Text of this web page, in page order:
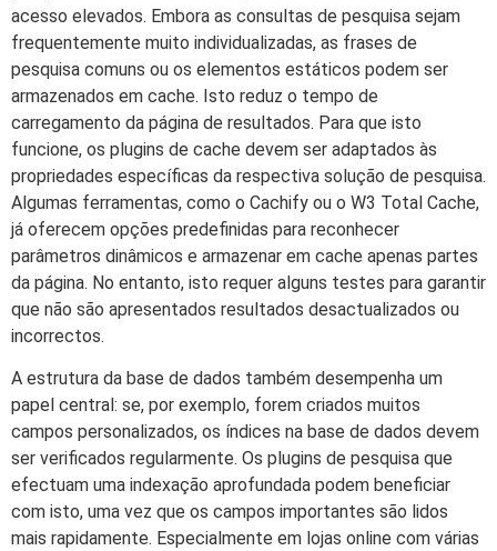
acesso elevados. Embora as consultas de pesquisa sejam
frequentemente muito individualizadas, as frases de
pesquisa comuns ou os elementos estáticos podem ser
armazenados em cache. Isto reduz o tempo de
carregamento da página de resultados. Para que isto
funcione, os plugins de cache devem ser adaptados às
propriedades específicas da respectiva solução de pesquisa.
Algumas ferramentas, como o Cachify ou o W3 Total Cache,
já oferecem opções predefinidas para reconhecer
parâmetros dinâmicos e armazenar em cache apenas partes
da página. No entanto, isto requer alguns testes para garantir
que não são apresentados resultados desactualizados ou
incorrectos.
A estrutura da base de dados também desempenha um
papel central: se, por exemplo, forem criados muitos
campos personalizados, os índices na base de dados devem
ser verificados regularmente. Os plugins de pesquisa que
efectuam uma indexação aprofundada podem beneficiar
com isto, uma vez que os campos importantes são lidos
mais rapidamente. Especialmente em lojas online com várias